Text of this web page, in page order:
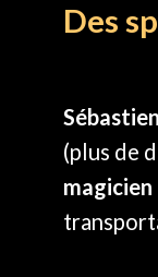
Des
(plus de